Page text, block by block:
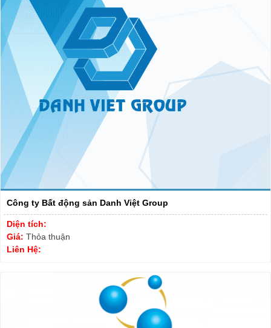
Công ty Bất động sản Danh Việt Group
Diện tích:
Giá: Thỏa thuận
Liên Hệ: